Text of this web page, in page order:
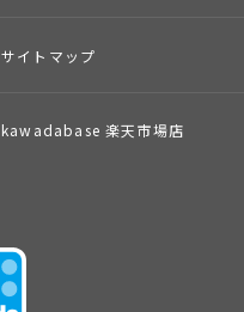
サイトマップ
kawadabase 楽天市場店